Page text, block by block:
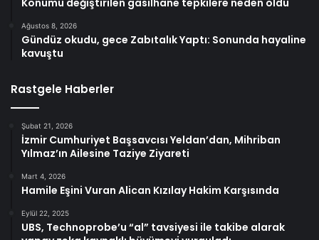
Ağustos 8, 2026
Gündüz okudu, gece Zabıtalık Yaptı: Sonunda hayaline
kavuştu
Rastgele Haberler
Şubat 21, 2026
İzmir Cumhuriyet Başsavcısı Yeldan’dan, Mihriban
Yılmaz’ın Ailesine Taziye Ziyareti
Mart 4, 2026
Hamile Eşini Vuran Alican Kızılay Hakim Karşısında
Eylül 22, 2025
UBS, Technoprobe’u “al” tavsiyesi ile takibe alarak